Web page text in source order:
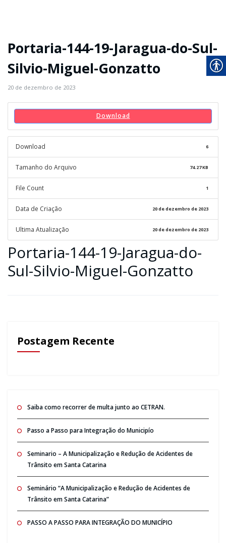
Portaria-144-19-Jaragua-do-Sul-
Silvio-Miguel-Gonzatto
20 de dezembro de 2023
Download
Download 6
Tamanho do Arquivo 74.27 KB
File Count 1
Data de Criação 20 de dezembro de 2023
Ultima Atualização 20 de dezembro de 2023
Portaria-144-19-Jaragua-do-
Sul-Silvio-Miguel-Gonzatto
Postagem Recente
Saiba como recorrer de multa junto ao CETRAN.
Passo a Passo para Integração do Municipío
Seminario – A Municipalização e Redução de Acidentes de
Trânsito em Santa Catarina
Seminário “A Municipalização e Redução de Acidentes de
Trânsito em Santa Catarina”
PASSO A PASSO PARA INTEGRAÇÃO DO MUNICÍPIO